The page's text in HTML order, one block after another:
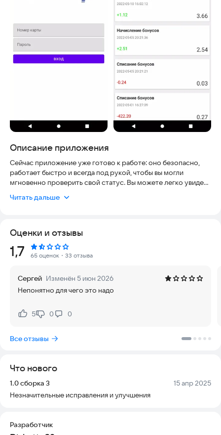
Описание приложения
Сейчас приложение уже готово к работе: оно безопасно,
работает быстро и всегда под рукой, чтобы вы могли
мгновенно проверить свой статус. Вы можете легко увидеть
гипермаркетов «Линия», а также узнать все доступные
Попробуйте установить приложение прямо сейчас, чтобы
получить полный доступ к своим бонусам и актуальной
информации в один клик.
Читать дальше
Оценки и отзывы
Рейтинг:
1,7 65 оценок ・33 отзыва
Сергей Изменён 5 июн 2026
Непонятно для чего это надо
Нравится:
5Не нравится:
0 0
Все отзывы
Что нового
Версия:
1.0 сборка 3 Дата:
15 апр 2025
Незначительные исправления и улучшения
Разработчик